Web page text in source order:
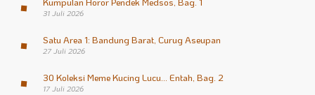
31 Juli 2026
Satu Area 1: Bandung Barat, Curug Aseupan
27 Juli 2026
30 Koleksi Meme Kucing Lucu… Entah, Bag. 2
17 Juli 2026